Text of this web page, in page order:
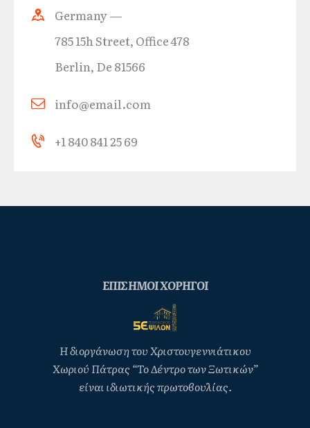
Germany —
785 15h Street, Office 478
Berlin, De 81566
info@email.com
+1 840 841 25 69
ΕΠΙΣΗΜΟΙ ΧΟΡΗΓΟΙ
Η διοργάνωση του Χριστουγεννιάτικου
Χωριού Πάτρας “Το Δέντρο των Ξωτικών”
είναι ιδιωτικής πρωτοβουλίας.